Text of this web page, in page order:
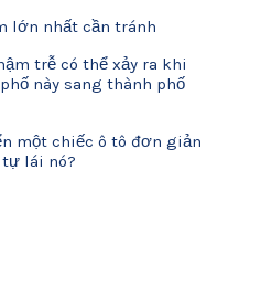
lớn nhất cần tránh
trễ có thể xảy ra khi
này sang thành phố
một chiếc ô tô đơn giản
lái nó?